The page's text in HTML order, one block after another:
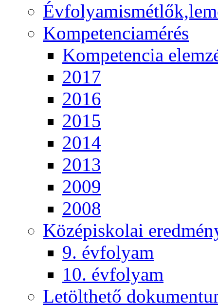
Kompetenciamérés
Kompetencia
2017
2016
2015
2014
2013
2009
2008
Középiskolai
9. évfolyam
10. évfolyam
Letölthető